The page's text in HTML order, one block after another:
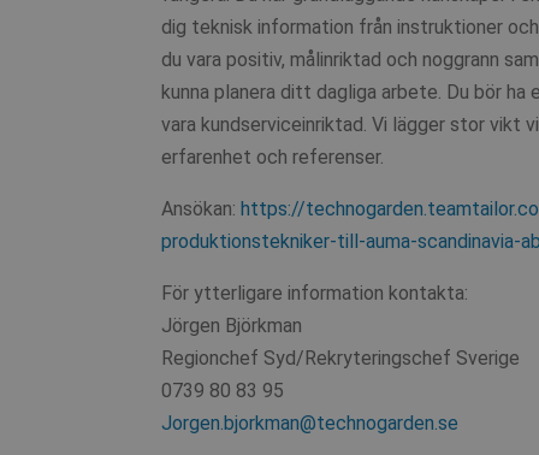
dig teknisk information från instruktioner
du vara positiv, målinriktad och noggrann
kunna planera ditt dagliga arbete. Du bör
vara kundserviceinriktad. Vi lägger stor vikt
erfarenhet och referenser.
Ansökan:https://
produktionstekniker-till-auma-scandinavia-
För ytterligare information kontakta:
Jörgen Björkman
Regionchef Syd/Rekryteringschef Sverige
0739 80 83 95
Jorgen.bjorkman@technogarden.se